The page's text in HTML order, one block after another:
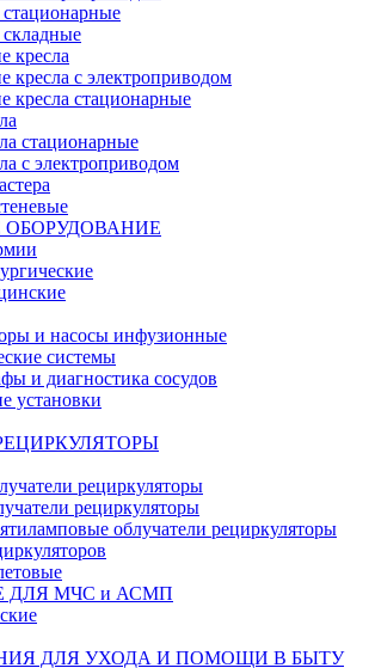
кресла
кресла с электроприводом
кресла стационарные
стационарные
с электроприводом
и насосы инфузионные
системы
и диагностика сосудов
установки
рециркуляторы
рециркуляторы
облучатели рециркуляторы
ДЛЯ МЧС и АСМП
ДЛЯ УХОДА И ПОМОЩИ В БЫТУ